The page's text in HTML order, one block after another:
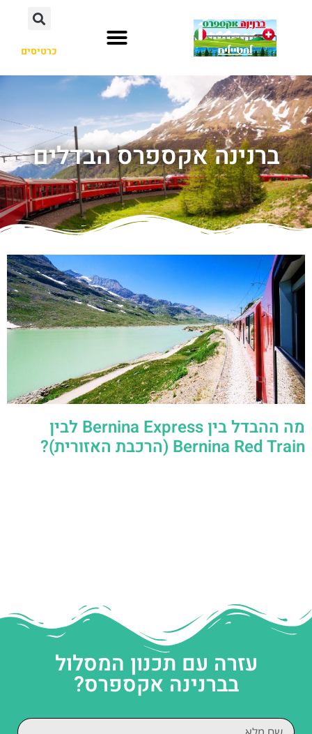
כרטיסים
ברנינה אקספרס הבדלים
מה ההבדל בין Bernina Express לבין
Bernina Red Train (הרכבת האזורית)?
עזרה עם תכנון המסלול
בברנינה אקספרס?